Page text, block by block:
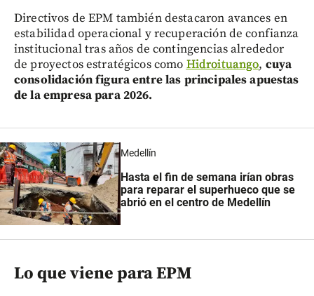
Directivos de EPM también destacaron avances en
estabilidad operacional y recuperación de confianza
institucional tras años de contingencias alrededor
de proyectos estratégicos como Hidroituango, cuya
consolidación figura entre las principales apuestas
de la empresa para 2026.
Medellín
Hasta el fin de semana irían obras
para reparar el superhueco que se
abrió en el centro de Medellín
Lo que viene para EPM